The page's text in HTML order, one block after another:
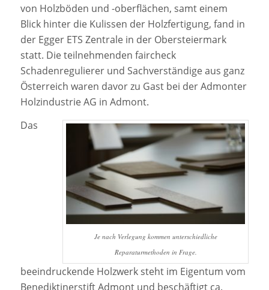
von Holzböden und -oberflächen, samt einem
Blick hinter die Kulissen der Holzfertigung, fand in
der Egger ETS Zentrale in der Obersteiermark
statt. Die teilnehmenden faircheck
Schadenregulierer und Sachverständige aus ganz
Österreich waren davor zu Gast bei der Admonter
Holzindustrie AG in Admont.
Je nach Verlegung kommen unterschiedliche
Reparaturmethoden in Frage.
Das
beeindruckende Holzwerk steht im Eigentum vom
Benediktinerstift Admont und beschäftigt ca.